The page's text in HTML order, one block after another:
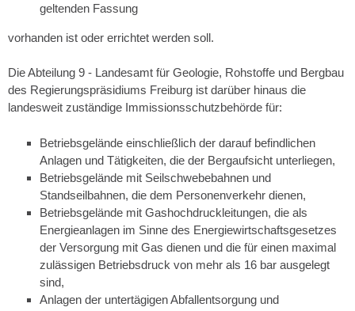
geltenden Fassung
vorhanden ist oder errichtet werden soll.
Die Abteilung 9 - Landesamt für Geologie, Rohstoffe und Bergbau
des Regierungspräsidiums Freiburg ist darüber hinaus die
landesweit zuständige Immissionsschutzbehörde für:
Betriebsgelände einschließlich der darauf befindlichen
Anlagen und Tätigkeiten, die der Bergaufsicht unterliegen,
Betriebsgelände mit Seilschwebebahnen und
Standseilbahnen, die dem Personenverkehr dienen,
Betriebsgelände mit Gashochdruckleitungen, die als
Energieanlagen im Sinne des Energiewirtschaftsgesetzes
der Versorgung mit Gas dienen und die für einen maximal
zulässigen Betriebsdruck von mehr als 16 bar ausgelegt
sind,
Anlagen der untertägigen Abfallentsorgung und